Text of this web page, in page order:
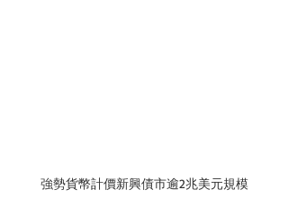
強勢貨幣計價新興債市逾2兆美元規模